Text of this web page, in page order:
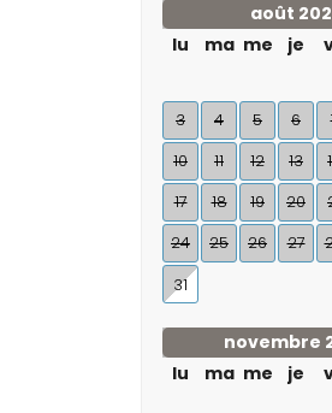
août
lu
ma me je
3
4 5 6
10
11 12 13
17
18 19 20
24
25 26 27
31
novembre
lu
ma me je